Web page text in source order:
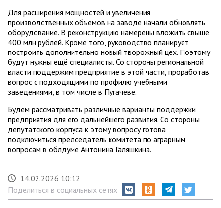
Для расширения мощностей и увеличения
производственных объёмов на заводе начали обновлять
оборудование. В реконструкцию намерены вложить свыше
400 млн рублей. Кроме того, руководство планирует
построить дополнительно новый творожный цех. Поэтому
будут нужны ещё специалисты. Со стороны региональной
власти поддержим предприятие в этой части, проработав
вопрос с подходящими по профилю учебными
заведениями, в том числе в Пугачеве.
Будем рассматривать различные варианты поддержки
предприятия для его дальнейшего развития. Со стороны
депутатского корпуса к этому вопросу готова
подключиться председатель комитета по аграрным
вопросам в облдуме Антонина Галяшкина.
14.02.2026 10:12
Поделиться в социальных сетях